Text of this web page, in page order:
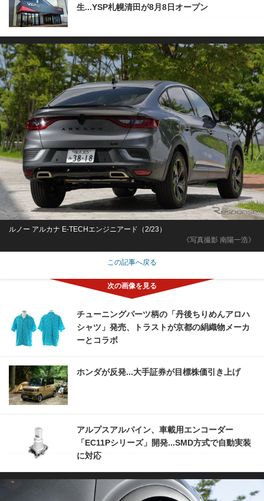
生...YSP札幌清田が8月8日オープン
《写真撮影 南陽一浩》
ルノー アルカナ E-TECHエンジニアード（2/23）
この記事へ戻る
チューニングパーツ柄の「丹後ちりめんアロハ
シャツ」発売、トラストが京都の絹織物メーカ
ーとコラボ
ホンダが反発...大手証券が目標株価引き上げ
アルプスアルパイン、車載用エンコーダー
「EC11Pシリーズ」開発...SMD方式で自動実装
に対応